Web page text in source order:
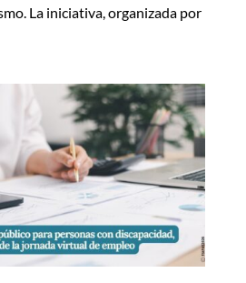
La iniciativa, organizada por